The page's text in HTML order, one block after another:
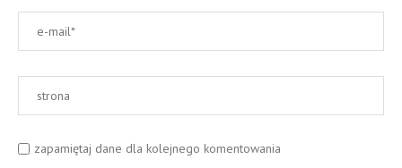
zapamiętaj dane dla kolejnego komentowania